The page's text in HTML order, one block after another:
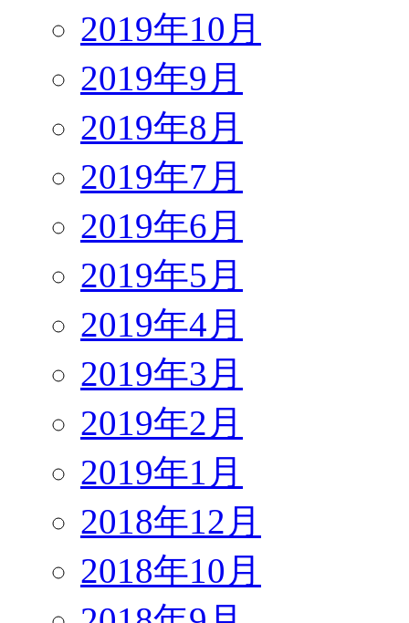
2019年10月
2019年9月
2019年8月
2019年7月
2019年6月
2019年5月
2019年4月
2019年3月
2019年2月
2019年1月
2018年12月
2018年10月